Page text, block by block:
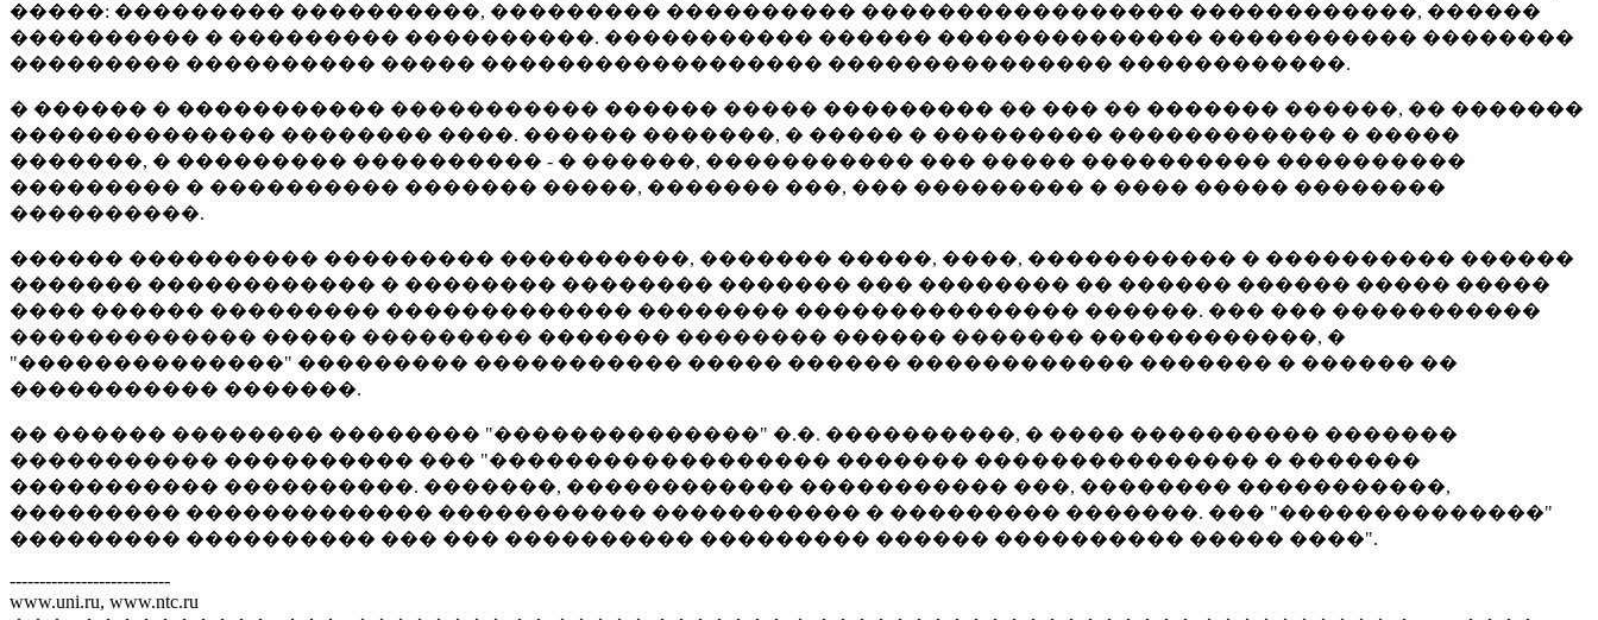
�����: ��������� ����������, ��������� ���������� ����������������� ������������, ������
���������� � ��������� ����������. ����������� ������ �������������� ����������� ��������
��������� ���������� ����� ������������������ ��������������� ������������.
� ������ � ����������� ����������� ������ ����� ��������� �� ��� �� ������� ������, �� �������
�������������� �������� ����. ������ �������, � ����� � ��������� ������������ � �����
�������, � ��������� ���������� - � ������, ����������� ��� ����� ���������� ����������
��������� � ���������� ������� �����, ������� ���, ��� ��������� � ���� ����� ��������
����������.
������ ���������� ��������� ����������, ������� �����, ����, ����������� � ���������� ������
������� ������������ � �������� �������� ������� ��� �������� �� ������ ������ ����� �����
���� ������ ��������� ������������� �������� ��������������� ������. ��� ��� �����������
������������� ����� ��������� ������� �������� ������ ������� ������������, �
"��������������" ��������� ����������� ����� ������ ������������ ������� � ������ ��
����������� �������.
�� ������ �������� �������� "��������������" �.�. ����������, � ���� ���������� �������
����������� ���������� ��� "������������������ ������� ��������������� � �������
����������� ����������. �������, ������������ ����������� ���, �������� �����������,
��������� ������������� ����������� ����������� � ��������� �������. ��� "��������������"
��������� ���������� ��� ��� ���������� ��������� ������ ���������� ����� ����".
---------------------------
www.uni.ru, www.ntc.ru